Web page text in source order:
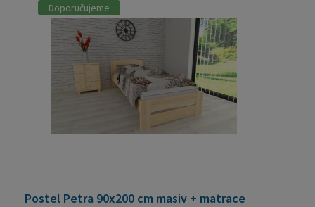
Doporučujeme
Postel Petra 90x200 cm masiv + matrace